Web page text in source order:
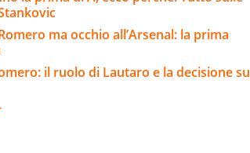
ma occhio all’Arsenal: la prima
il ruolo di Lautaro e la decisione su